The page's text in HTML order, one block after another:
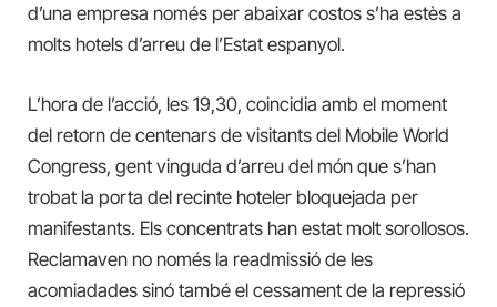
d’una empresa només per abaixar costos s’ha estès a
molts hotels d’arreu de l’Estat espanyol.
L’hora de l’acció, les 19,30, coincidia amb el moment
del retorn de centenars de visitants del Mobile World
Congress, gent vinguda d’arreu del món que s’han
trobat la porta del recinte hoteler bloquejada per
manifestants. Els concentrats han estat molt sorollosos.
Reclamaven no només la readmissió de les
acomiadades sinó també el cessament de la repressió